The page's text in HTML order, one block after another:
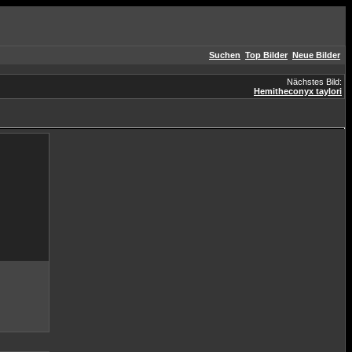
Suchen Top Bilder Neue Bilder
Nächstes Bild:
Hemitheconyx taylori